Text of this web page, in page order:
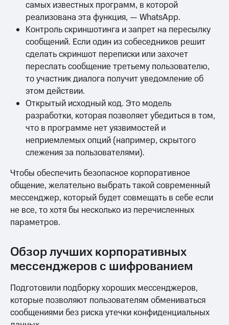
самых известных программ, в которой
реализована эта функция, — WhatsApp.
Контроль скриншотинга и запрет на пересылку
сообщений. Если один из собеседников решит
сделать скриншот переписки или захочет
переслать сообщение третьему пользователю,
то участник диалога получит уведомление об
этом действии.
Открытый исходный код. Это модель
разработки, которая позволяет убедиться в том,
что в программе нет уязвимостей и
неприемлемых опций (например, скрытого
слежения за пользователями).
Чтобы обеспечить безопасное корпоративное
общение, желательно выбрать такой современный
мессенджер, который будет совмещать в себе если
не все, то хотя бы несколько из перечисленных
параметров.
Обзор лучших корпоративных
мессенджеров с шифрованием
Подготовили подборку хороших мессенджеров,
которые позволяют пользователям обмениваться
сообщениями без риска утечки конфиденциальных